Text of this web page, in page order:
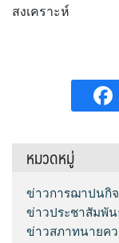
สงเคราะห์
หมวดหมู่
ข่าวการฌาปนกิจ
ข่าวประชาสัมพัน
ข่าวสภาทนายค